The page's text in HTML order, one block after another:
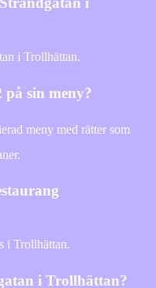
i Trollhättan.
sin meny?
meny med rätter som
i Trollhättan.
i Trollhättan?